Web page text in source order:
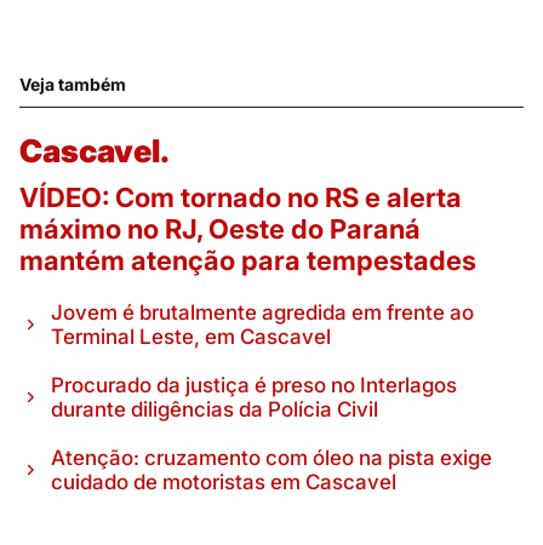
Veja também
Cascavel.
VÍDEO: Com tornado no RS e alerta
máximo no RJ, Oeste do Paraná
mantém atenção para tempestades
Jovem é brutalmente agredida em frente ao
Terminal Leste, em Cascavel
Procurado da justiça é preso no Interlagos
durante diligências da Polícia Civil
Atenção: cruzamento com óleo na pista exige
cuidado de motoristas em Cascavel